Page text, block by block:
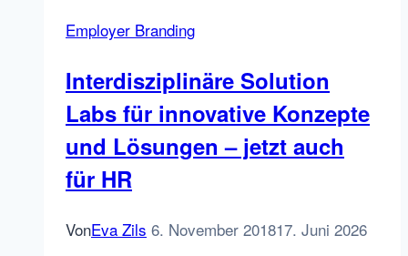
und
Employer Branding
Interdisziplinäre Solution
Labs für innovative Konzepte
und Lösungen – jetzt auch
für HR
VonEva Zils 6. November 201817. Juni 2026